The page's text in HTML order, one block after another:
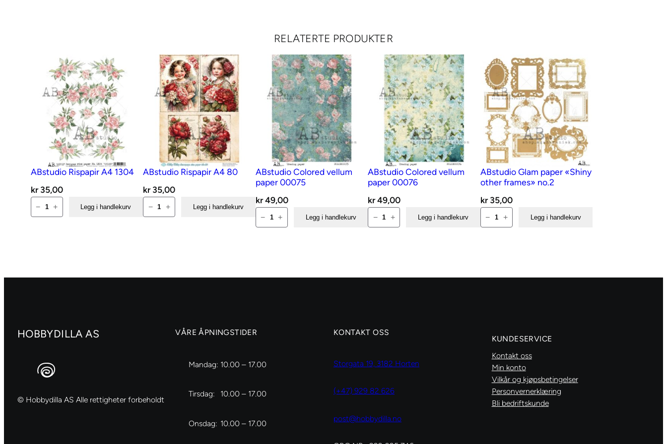
a
n
t
a
l
l
RELATERTE PRODUKTER
ABstudio Rispapir A4 1304
kr35,00
ABstudio
Rispapir
− + Legg i handlekurv
ABstudio Rispapir A4 80
kr35,00
ABstudio
Rispapir
− + Legg i handlekurv
ABstudio Colored vellum
paper 00075
kr49,00
ABstudio
Colored
− + Legg i handlekurv
ABstudio Colored vellum
paper 00076
kr49,00
ABstudio
Colored
− + Legg i handlekurv
ABstudio Glam paper «Shiny
other frames» no.2
kr35,00
ABstudio
Glam
− + Legg i handlekurv
HOBBYDILLA AS
© Hobbydilla AS Alle rettigheter forbeholdt
VÅRE ÅPNINGSTIDER
Mandag: 10.00 – 17.00
Tirsdag: 10.00 – 17.00
Onsdag: 10.00 – 17.00
KONTAKT OSS
Storgata 19, 3182 Horten
(+47) 929 82 626
post@hobbydilla.no
KUNDESERVICE
Kontakt oss
Min konto
Vilkår og kjøpsbetingelser
Personvernerklæring
Bli bedriftskunde